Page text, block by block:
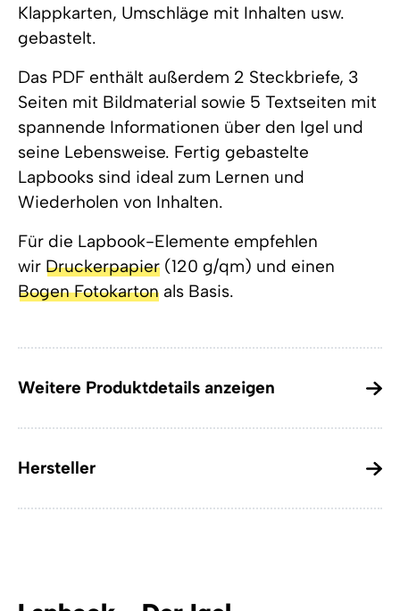
Klappkarten, Umschläge mit Inhalten usw.
gebastelt.
Das PDF enthält außerdem 2 Steckbriefe, 3
Seiten mit Bildmaterial sowie 5 Textseiten mit
spannende Informationen über den Igel und
seine Lebensweise. Fertig gebastelte
Lapbooks sind ideal zum Lernen und
Wiederholen von Inhalten.
Für die Lapbook-Elemente empfehlen
wir Druckerpapier (120 g/qm) und einen
Bogen Fotokarton als Basis.
Weitere Produktdetails anzeigen
Hersteller